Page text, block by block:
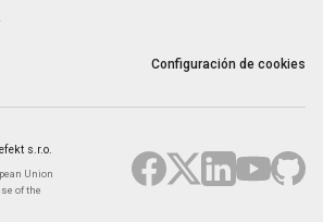
Configuración de cookies
s.r.o.
Union
of the